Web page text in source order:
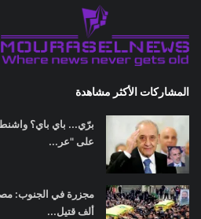
المشاركات الأكثر مشاهدة
برّي... باي باي؟
على "عر...
ألف قتيل...